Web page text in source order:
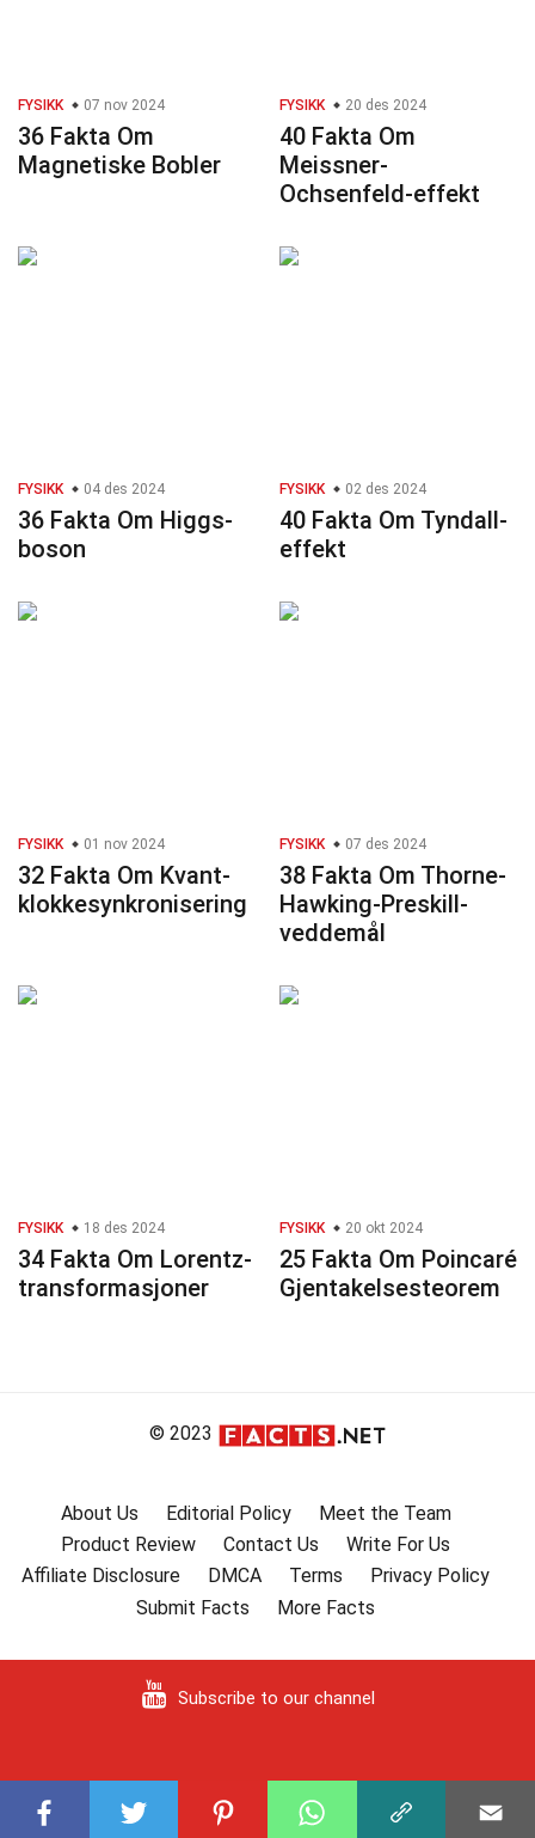
FYSIKK 07 nov 2024
36 Fakta Om
Magnetiske Bobler
FYSIKK 20 des 2024
40 Fakta Om
Meissner-
Ochsenfeld-effekt
FYSIKK 04 des 2024
36 Fakta Om Higgs-
boson
FYSIKK 02 des 2024
40 Fakta Om Tyndall-
effekt
FYSIKK 01 nov 2024
32 Fakta Om Kvant-
klokkesynkronisering
FYSIKK 07 des 2024
38 Fakta Om Thorne-
Hawking-Preskill-
veddemål
FYSIKK 18 des 2024
34 Fakta Om Lorentz-
transformasjoner
FYSIKK 20 okt 2024
25 Fakta Om Poincaré
Gjentakelsesteorem
© 2023
About Us Editorial Policy
Meet the Team
Product Review
Contact Us
Write For Us
Affiliate Disclosure
DMCA Terms
Privacy Policy
Submit Facts
More Facts
Subscribe to our channel